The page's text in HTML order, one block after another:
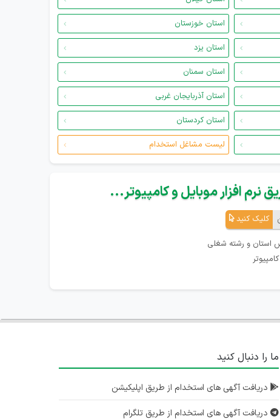
استان خوزستان
استان یزد
استان سمنان
استان آذربایجان غربی
استان کردستان
لیست مشاغل استخدام
نرم افزار موبایل و کامپیوتر...
کلیک کنید
استان و رشته شغلی
ما را دنبال کنید
دریافت آگهی های استخدام از طریق اپلیکیشن
دریافت آگهی های استخدام از طریق تلگرام